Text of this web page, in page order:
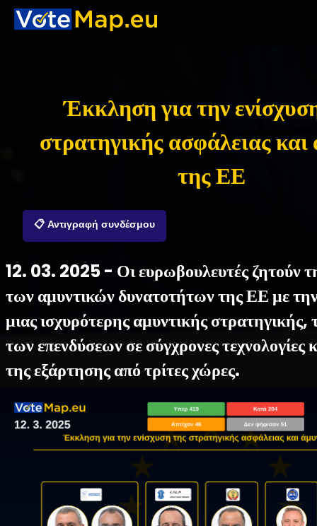
Έκκληση για την
στρατηγικής ασφάλειας
της ΕΕ
📋 Αντιγραφή συνδέσμου
12. 03. 2025 - Οι ευρωβουλευτές ζητούν
των αμυντικών δυνατοτήτων της ΕΕ με
μιας ισχυρότερης αμυντικής
των επενδύσεων σε σύγχρονες τεχνολογίες
της εξάρτησης από τρίτες χώρες.